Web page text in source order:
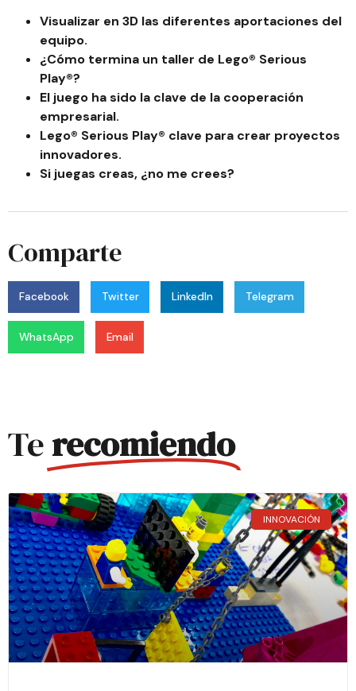
Visualizar en 3D las diferentes aportaciones del
equipo.
¿Cómo termina un taller de Lego® Serious
Play®?
El juego ha sido la clave de la cooperación
empresarial.
Lego® Serious Play® clave para crear proyectos
innovadores.
Si juegas creas, ¿no me crees?
Comparte
Facebook Twitter LinkedIn Telegram
WhatsApp Email
Terecomiendo
INNOVACIÓN